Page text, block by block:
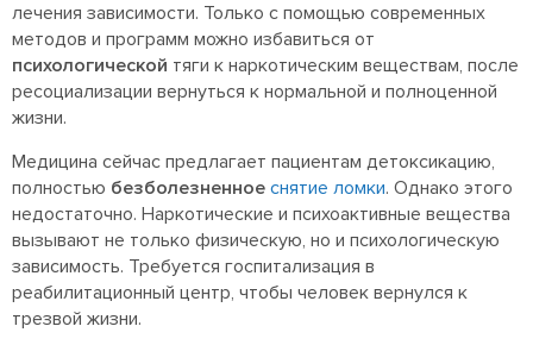
лечения зависимости. Только с помощью современных
методов и программ можно избавиться от
психологической тяги к наркотическим веществам, после
ресоциализации вернуться к нормальной и полноценной
жизни.
Медицина сейчас предлагает пациентам детоксикацию,
полностью безболезненное снятие ломки. Однако этого
недостаточно. Наркотические и психоактивные вещества
вызывают не только физическую, но и психологическую
зависимость. Требуется госпитализация в
реабилитационный центр, чтобы человек вернулся к
трезвой жизни.